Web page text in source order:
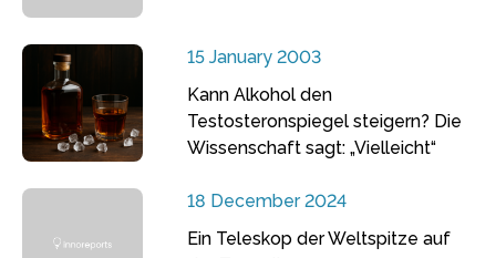
15 January 2003
Kann Alkohol den
Testosteronspiegel steigern? Die
Wissenschaft sagt: „Vielleicht“
18 December 2024
Ein Teleskop der Weltspitze auf